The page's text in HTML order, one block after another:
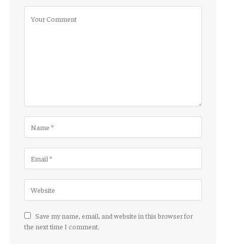
Save my name, email, and website in this browser for
the next time I comment.